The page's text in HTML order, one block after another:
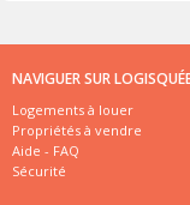
NAVIGUER SUR
Logements à louer
Propriétés à vendre
Aide - FAQ
Sécurité